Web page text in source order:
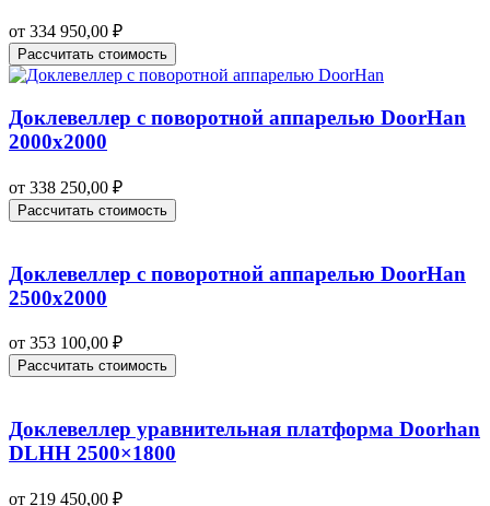
от 334 950,00 ₽
Рассчитать стоимость
Доклевеллер с поворотной аппарелью DoorHan
2000х2000
от 338 250,00 ₽
Рассчитать стоимость
Доклевеллер с поворотной аппарелью DoorHan
2500х2000
от 353 100,00 ₽
Рассчитать стоимость
Доклевеллер уравнительная платформа Doorhan
DLHH 2500×1800
от 219 450,00 ₽